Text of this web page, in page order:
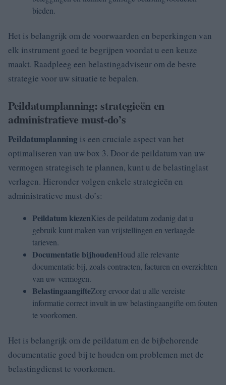
bieden.
Het is belangrijk om de voorwaarden en beperkingen van
elk instrument goed te begrijpen voordat u een keuze
maakt. Raadpleeg een belastingadviseur om de beste
strategie voor uw situatie te bepalen.
Peildatumplanning: strategieën en
administratieve must-do’s
Peildatumplanning is een cruciale aspect van het
optimaliseren van uw box 3. Door de peildatum van uw
vermogen strategisch te plannen, kunt u de belastinglast
verlagen. Hieronder volgen enkele strategieën en
administratieve must-do’s:
Peildatum kiezenKies de peildatum zodanig dat u
gebruik kunt maken van vrijstellingen en verlaagde
tarieven.
Documentatie bijhoudenHoud alle relevante
documentatie bij, zoals contracten, facturen en overzichten
van uw vermogen.
BelastingaangifteZorg ervoor dat u alle vereiste
informatie correct invult in uw belastingaangifte om fouten
te voorkomen.
Het is belangrijk om de peildatum en de bijbehorende
documentatie goed bij te houden om problemen met de
belastingdienst te voorkomen.